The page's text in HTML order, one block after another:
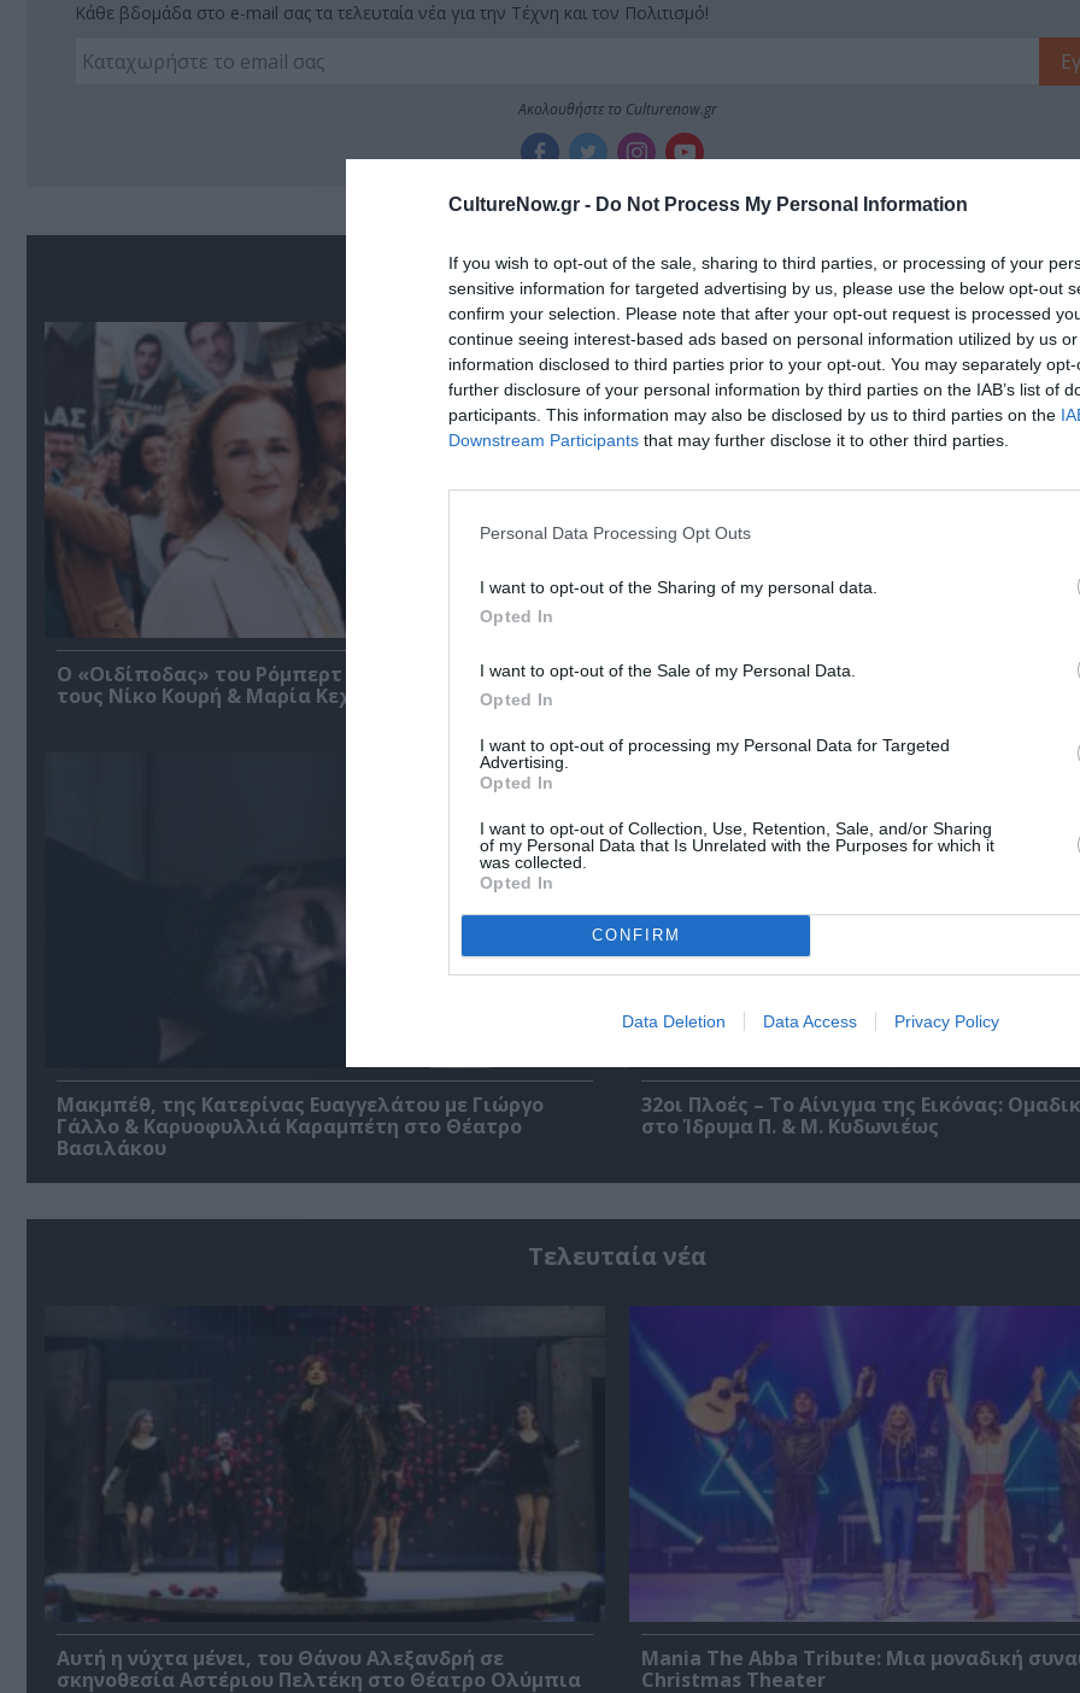
CultureNow.gr - Do Not Process My Personal Information
If you wish to opt-out of the sale, sharing to third parties, or processing of your
sensitive information for targeted advertising by us, please use the below opt-out
confirm your selection. Please note that after your opt-out request is processed
continue seeing interest-based ads based on personal information utilized by us
information disclosed to third parties prior to your opt-out. You may separately
further disclosure of your personal information by third parties on the IAB’s list of
participants. This information may also be disclosed by us to third parties on the
Downstream Participants that may further disclose it to other third parties.
Personal Data Processing Opt Outs
I want to opt-out of the Sharing of my personal data.
Opted In
I want to opt-out of the Sale of my Personal Data.
Opted In
I want to opt-out of processing my Personal Data for Targeted
Advertising.
Opted In
I want to opt-out of Collection, Use, Retention, Sale, and/or Sharing
of my Personal Data that Is Unrelated with the Purposes for which it
was collected.
Opted In
CONFIRM
Data Deletion Data Access Privacy Policy
Κάθε βδομάδα στο e-mail σας τα τελευταία νέα για την Τέχνη και τον Πολιτισμό!
Ακολουθήστε το Culturenow.gr
Δημοφιλή Άρθρα
O «Οιδίποδας» του Ρόμπερτ Άικ ξανά στη Στέγη – Με
τους Νίκο Κουρή & Μαρία Κεχαγιόγλου
Θεοδώρα, Αυτοκράτειρα του Βυζαντίου: Η
Μακμπέθ, της Κατερίνας Ευαγγελάτου με Γιώργο
Γάλλο & Καρυοφυλλιά Καραμπέτη στο Θέατρο
Βασιλάκου
32οι Πλοές – Το Αίνιγμα της Εικόνας:
στο Ίδρυμα Π. & Μ. Κυδωνιέως
Τελευταία νέα
Αυτή η νύχτα μένει, του Θάνου Αλεξανδρή σε
σκηνοθεσία Αστέριου Πελτέκη στο Θέατρο Ολύμπια
Mania The Abba Tribute: Μια μοναδική
Christmas Theater